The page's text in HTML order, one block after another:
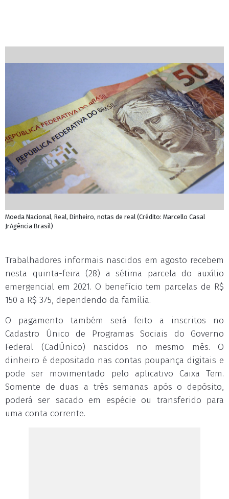
Moeda Nacional, Real, Dinheiro, notas de real (Crédito: Marcello Casal
JrAgência Brasil)
Trabalhadores informais nascidos em agosto recebem
nesta quinta-feira (28) a sétima parcela do auxílio
emergencial em 2021. O benefício tem parcelas de R$
150 a R$ 375, dependendo da família.
O pagamento também será feito a inscritos no
Cadastro Único de Programas Sociais do Governo
Federal (CadÚnico) nascidos no mesmo mês. O
dinheiro é depositado nas contas poupança digitais e
pode ser movimentado pelo aplicativo Caixa Tem.
Somente de duas a três semanas após o depósito,
poderá ser sacado em espécie ou transferido para
uma conta corrente.